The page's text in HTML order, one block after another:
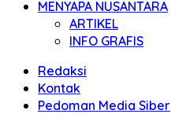
MENYAPA NUSANTARA
ARTIKEL
INFO GRAFIS
Redaksi
Kontak
Pedoman Media Siber